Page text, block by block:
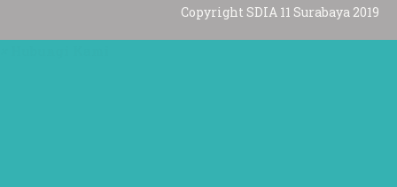
Copyright SDIA 11 Surabaya 2019